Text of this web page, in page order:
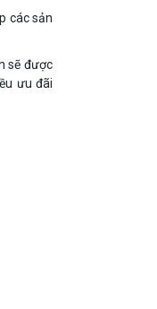
các sản
sẽ được
ưu đãi